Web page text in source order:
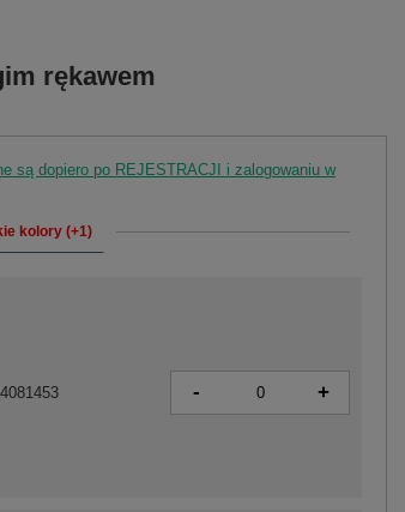
rękawem
są dopiero po REJESTRACJI i zalogowaniu w
kolory (+1)
- +